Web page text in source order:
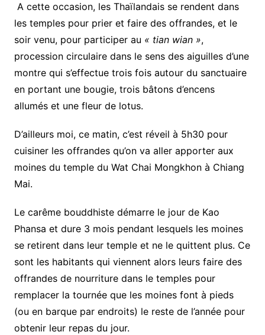
A cette occasion, les Thaïlandais se rendent dans
les temples pour prier et faire des offrandes, et le
soir venu, pour participer au « tian wian »,
procession circulaire dans le sens des aiguilles d’une
montre qui s’effectue trois fois autour du sanctuaire
en portant une bougie, trois bâtons d’encens
allumés et une fleur de lotus.
D’ailleurs moi, ce matin, c’est réveil à 5h30 pour
cuisiner les offrandes qu’on va aller apporter aux
moines du temple du Wat Chai Mongkhon à Chiang
Mai.
Le carême bouddhiste démarre le jour de Kao
Phansa et dure 3 mois pendant lesquels les moines
se retirent dans leur temple et ne le quittent plus. Ce
sont les habitants qui viennent alors leurs faire des
offrandes de nourriture dans le temples pour
remplacer la tournée que les moines font à pieds
(ou en barque par endroits) le reste de l’année pour
obtenir leur repas du jour.